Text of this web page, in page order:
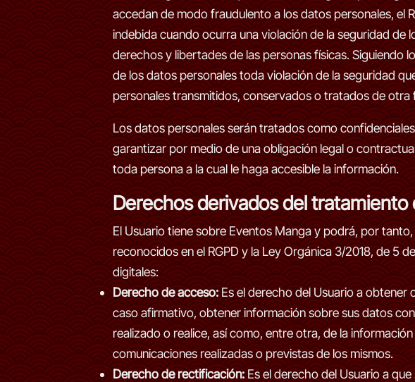
accedan de modo fraudulento a los datos personales, el
indebida cuando ocurra una violación de la seguridad
derechos y libertades de las personas físicas. Siguiendo
de los datos personales toda violación de la seguridad
personales transmitidos, conservados o tratados de
Los datos personales serán tratados como
garantizar por medio de una obligación legal o
toda persona a la cual le haga accesible la información.
Derechos derivados del tratamiento
El Usuario tiene sobre Eventos Manga y podrá, por
reconocidos en el RGPD y la Ley Orgánica 3/2018, de 5
digitales:
Derecho de acceso: Es el derecho del Usuario a
caso afirmativo, obtener información sobre sus datos
realizado o realice, así como, entre otra, de la
comunicaciones realizadas o previstas de los mismos.
Derecho de rectificación: Es el derecho del Usuario a